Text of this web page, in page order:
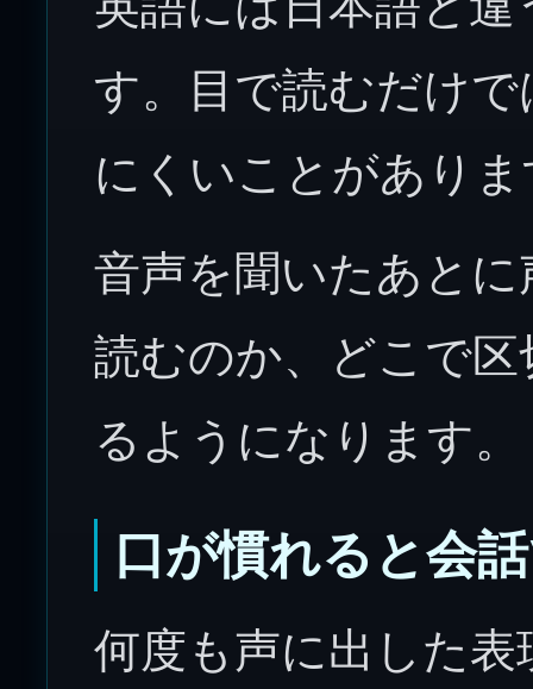
す。目で読むだけ
にくいことがあり
音声を聞いたあと
読むのか、どこで
るようになります。
口が慣れると会
何度も声に出した